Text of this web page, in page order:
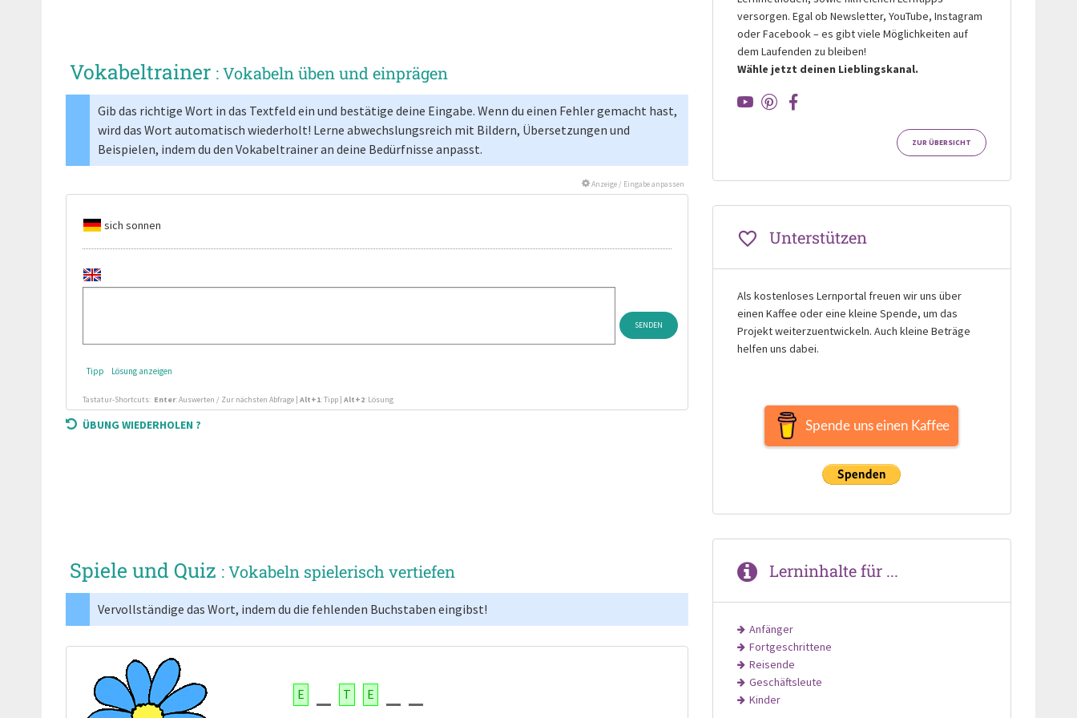
Vokabeltrainer : Vokabeln üben und einprägen
Gib das richtige Wort in das Textfeld ein und bestätige deine Eingabe. Wenn du einen Fehler gemacht hast,
wird das Wort automatisch wiederholt! Lerne abwechslungsreich mit Bildern, Übersetzungen und
Beispielen, indem du den Vokabeltrainer an deine Bedürfnisse anpasst.
Anzeige / Eingabe anpassen
sich sonnen
Tipp Lösung anzeigen
Tastatur-Shortcuts: Enter: Auswerten / Zur nächsten Abfrage | Alt+1: Tipp | Alt+2: Lösung
ÜBUNG WIEDERHOLEN ?
Spiele und Quiz : Vokabeln spielerisch vertiefen
Vervollständige das Wort, indem du die fehlenden Buchstaben eingibst!
E T E
versorgen. Egal ob Newsletter, YouTube, Instagram
oder Facebook – es gibt viele Möglichkeiten auf
dem Laufenden zu bleiben!
Wähle jetzt deinen Lieblingskanal.
ZUR ÜBERSICHT
Unterstützen
Als kostenloses Lernportal freuen wir uns über
einen Kaffee oder eine kleine Spende, um das
Projekt weiterzuentwickeln. Auch kleine Beträge
helfen uns dabei.
Spende uns einen Kaffee
Lerninhalte für ...
Anfänger
Fortgeschrittene
Reisende
Geschäftsleute
Kinder